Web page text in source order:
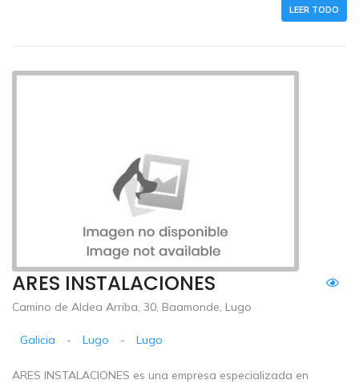
LEER TODO
ARES INSTALACIONES
Camino de Aldea Arriba, 30, Baamonde, Lugo
Galicia - Lugo - Lugo
ARES INSTALACIONES es una empresa especializada en